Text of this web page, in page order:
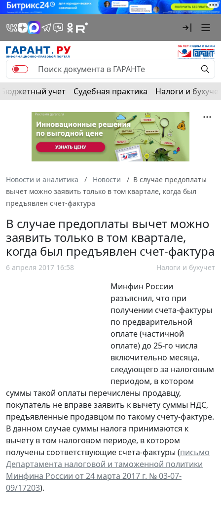
Бюджетный учет Судебная практика Налоги и
Новости и аналитика Новости
В случае предоплаты
вычет можно заявить только в том квартале, когда был
предъявлен счет-фактура
В случае предоплаты вычет можно
заявить только в том квартале,
когда был предъявлен счет-фактура
6 апреля 2017 16:58 Налоги и бухучет
Минфин России
разъяснил, что при
получении счета-фактуры
по предварительной
оплате (частичной
оплате) до 25-го числа
включительно месяца,
следующего за налоговым
периодом, в котором
суммы такой оплаты перечислены продавцу,
покупатель не вправе заявить к вычету суммы НДС,
предъявленные продавцом по такому счету-фактуре.
В данном случае суммы налога принимаются к
вычету в том налоговом периоде, в котором
получены соответствующие счета-фактуры (письмо
Департамента налоговой и таможенной политики
Минфина России от 24 марта 2017 г. № 03-07-
09/17203).